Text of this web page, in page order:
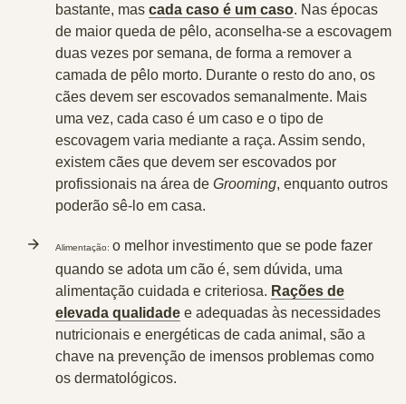
bastante, mas cada caso é um caso. Nas épocas
de maior queda de pêlo, aconselha-se a escovagem
duas vezes por semana, de forma a remover a
camada de pêlo morto. Durante o resto do ano, os
cães devem ser escovados semanalmente. Mais
uma vez, cada caso é um caso e o tipo de
escovagem varia mediante a raça. Assim sendo,
existem cães que devem ser escovados por
profissionais na área de Grooming, enquanto outros
poderão sê-lo em casa.
Alimentação: o melhor investimento que se pode fazer
quando se adota um cão é, sem dúvida, uma
alimentação cuidada e criteriosa. Rações de
elevada qualidade e adequadas às necessidades
nutricionais e energéticas de cada animal, são a
chave na prevenção de imensos problemas como
os dermatológicos.